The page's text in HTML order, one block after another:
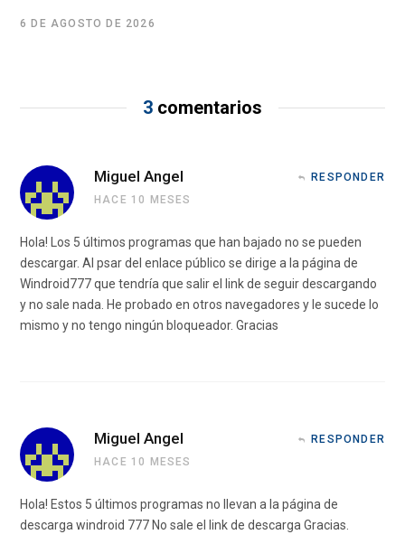
6 DE AGOSTO DE 2026
3 comentarios
Miguel Angel
HACE 10 MESES
RESPONDER
Hola! Los 5 últimos programas que han bajado no se pueden
descargar. Al psar del enlace público se dirige a la página de
Windroid777 que tendría que salir el link de seguir descargando
y no sale nada. He probado en otros navegadores y le sucede lo
mismo y no tengo ningún bloqueador. Gracias
Miguel Angel
HACE 10 MESES
RESPONDER
Hola! Estos 5 últimos programas no llevan a la página de
descarga windroid 777 No sale el link de descarga Gracias.